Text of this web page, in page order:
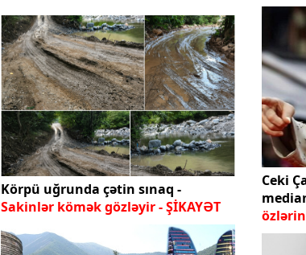
Körpü uğrunda çətin sınaq -
Sakinlər kömək gözləyir - ŞİKAYƏT
Ceki